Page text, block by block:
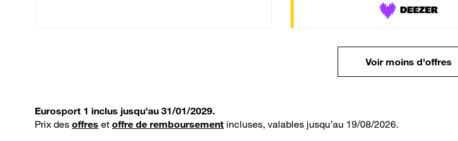
Voir moins d'offres
Eurosport 1 inclus jusqu'au 31/01/2029.
Prix des offres et offre de remboursement incluses, valables jusqu’au 19/08/2026.